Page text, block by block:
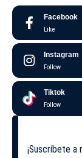
Facebook
Like
Instagram
Follow
Tiktok
Follow
¡Suscríbete